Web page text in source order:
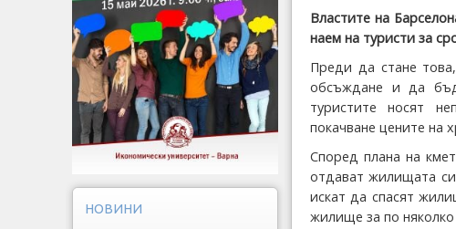
Властите на
наем на туристи за
Преди да стане
обсъждане и да
туристите носят
покачване цените на
Според плана на
отдават жилищата
искат да спасят
жилище за по
НОВИНИ